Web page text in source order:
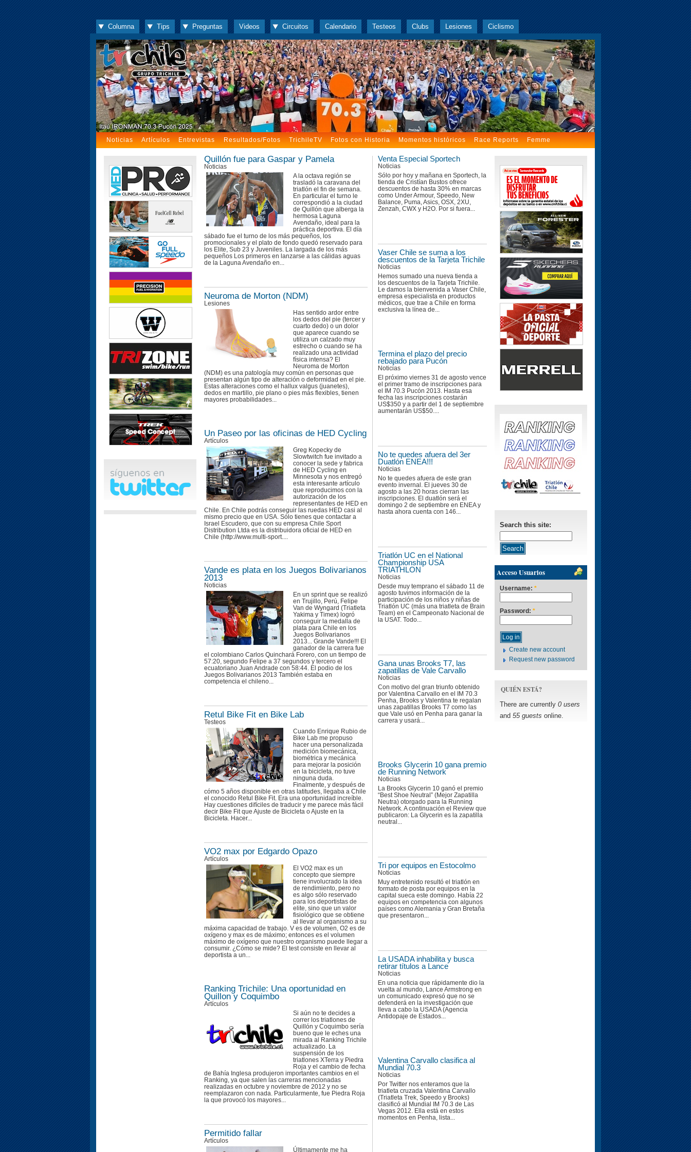
Columna Tips Preguntas Videos Circuitos Calendario Testeos Clubs Lesiones Ciclismo
Noticias Artículos Entrevistas Resultados/Fotos TrichileTV Fotos con Historia Momentos históricos Race Reports Femme
Venta Especial Sportech
Noticias
Sólo por hoy y mañana en Sportech, la
tienda de Cristían Bustos ofrece
descuentos de hasta 30% en marcas
como Under Armour, Speedo, New
Balance, Puma, Asics, OSX, 2XU,
Zenzah, CWX y H2O. Por si fuera...
Vaser Chile se suma a los
descuentos de la Tarjeta Trichile
Noticias
Hemos sumado una nueva tienda a
los descuentos de la Tarjeta Trichile.
Le damos la bienvenida a Vaser Chile,
empresa especialista en productos
médicos, que trae a Chile en forma
exclusiva la línea de...
Termina el plazo del precio
rebajado para Pucón
Noticias
El próximo viernes 31 de agosto vence
el primer tramo de inscripciones para
el IM 70.3 Pucón 2013. Hasta esa
fecha las inscripciones costarán
US$350 y a partir del 1 de septiembre
aumentarán US$50....
No te quedes afuera del 3er
Duatlón ENEA!!!
Noticias
No te quedes afuera de este gran
evento invernal. El jueves 30 de
agosto a las 20 horas cierran las
inscripciones. El duatlón será el
domingo 2 de septiembre en ENEA y
hasta ahora cuenta con 146...
Triatlón UC en el National
Championship USA
TRIATHLON
Noticias
Desde muy temprano el sábado 11 de
agosto tuvimos información de la
participación de los niños y niñas de
Triatlón UC (más una triatleta de Brain
Team) en el Campeonato Nacional de
la USAT. Todo...
Gana unas Brooks T7, las
zapatillas de Vale Carvallo
Noticias
Con motivo del gran triunfo obtenido
por Valentina Carvallo en el IM 70.3
Penha, Brooks y Valentina te regalan
unas zapatillas Brooks T7 como las
que Vale usó en Penha para ganar la
carrera y usará...
Brooks Glycerin 10 gana premio
de Running Network
Noticias
La Brooks Glycerin 10 ganó el premio
“Best Shoe Neutral” (Mejor Zapatilla
Neutra) otorgado para la Running
Network. A continuación el Review que
publicaron: La Glycerin es la zapatilla
neutral...
Tri por equipos en Estocolmo
Noticias
Muy entretenido resultó el triatlón en
formato de posta por equipos en la
capital sueca este domingo. Había 22
equipos en competencia con algunos
países como Alemania y Gran Bretaña
que presentaron...
La USADA inhabilita y busca
retirar títulos a Lance
Noticias
En una noticia que rápidamente dio la
vuelta al mundo, Lance Armstrong en
un comunicado expresó que no se
defenderá en la investigación que
lleva a cabo la USADA (Agencia
Antidopaje de Estados...
Valentina Carvallo clasifica al
Mundial 70.3
Noticias
Por Twitter nos enteramos que la
triatleta cruzada Valentina Carvallo
(Triatleta Trek, Speedo y Brooks)
clasificó al Mundial IM 70.3 de Las
Vegas 2012. Ella está en estos
momentos en Penha, lista...
Quillón fue para Gaspar y Pamela
Noticias
A la octava región se
trasladó la caravana del
triatlón el fin de semana.
En particular el turno le
correspondió a la ciudad
de Quillón que alberga la
hermosa Laguna
Avendaño, ideal para la
práctica deportiva. El día
sábado fue el turno de los más pequeños, los
promocionales y el plato de fondo quedó reservado para
los Elite, Sub 23 y Juveniles. La largada de los más
pequeños Los primeros en lanzarse a las cálidas aguas
de la Laguna Avendaño en...
Neuroma de Morton (NDM)
Lesiones
Has sentido ardor entre
los dedos del pie (tercer y
cuarto dedo) o un dolor
que aparece cuando se
utiliza un calzado muy
estrecho o cuando se ha
realizado una actividad
física intensa? El
Neuroma de Morton
(NDM) es una patología muy común en personas que
presentan algún tipo de alteración o deformidad en el pie.
Estas alteraciones como el hallux valgus (juanetes),
dedos en martillo, pie plano o pies más flexibles, tienen
mayores probabilidades...
Un Paseo por las oficinas de HED Cycling
Artículos
Greg Kopecky de
Slowtwitch fue invitado a
conocer la sede y fabrica
de HED Cycling en
Minnesota y nos entregó
esta interesante artículo
que reproducimos con la
autorización de los
representantes de HED en
Chile. En Chile podrás conseguir las ruedas HED casi al
mismo precio que en USA. Sólo tienes que contactar a
Israel Escudero, que con su empresa Chile Sport
Distribution Ltda es la distribuidora oficial de HED en
Chile (http://www.multi-sport....
Vande es plata en los Juegos Bolivarianos
2013
Noticias
En un sprint que se realizó
en Trujillo, Perú, Felipe
Van de Wyngard (Triatleta
Yakima y Timex) logró
conseguir la medalla de
plata para Chile en los
Juegos Bolivarianos
2013... Grande Vande!!! El
ganador de la carrera fue
el colombiano Carlos Quinchará Forero, con un tiempo de
57:20, segundo Felipe a 37 segundos y tercero el
ecuatoriano Juan Andrade con 58:44. El podio de los
Juegos Bolivarianos 2013 También estaba en
competencia el chileno...
Retul Bike Fit en Bike Lab
Testeos
Cuando Enrique Rubio de
Bike Lab me propuso
hacer una personalizada
medición biomecánica,
biométrica y mecánica
para mejorar la posición
en la bicicleta, no tuve
ninguna duda.
Finalmente, y después de
cómo 5 años disponible en otras latitudes, llegaba a Chile
el conocido Retul Bike Fit. Era una oportunidad increíble.
Hay cuestiones difíciles de traducir y me parece más fácil
decir Bike Fit que Ajuste de Bicicleta o Ajuste en la
Bicicleta. Hacer...
VO2 max por Edgardo Opazo
Artículos
El VO2 max es un
concepto que siempre
tiene involucrado la idea
de rendimiento, pero no
es algo sólo reservado
para los deportistas de
elite, sino que un valor
fisiológico que se obtiene
al llevar al organismo a su
máxima capacidad de trabajo. V es de volumen, O2 es de
oxígeno y max es de máximo; entonces es el volumen
máximo de oxígeno que nuestro organismo puede llegar a
consumir. ¿Cómo se mide? El test consiste en llevar al
deportista a un...
Ranking Trichile: Una oportunidad en
Quillon y Coquimbo
Artículos
Si aún no te decides a
correr los triatlones de
Quillón y Coquimbo sería
bueno que le eches una
mirada al Ranking Trichile
actualizado. La
suspensión de los
triatlones XTerra y Piedra
Roja y el cambio de fecha
de Bahía Inglesa produjeron importantes cambios en el
Ranking, ya que salen las carreras mencionadas
realizadas en octubre y noviembre de 2012 y no se
reemplazaron con nada. Particularmente, fue Piedra Roja
la que provocó los mayores...
Permitido fallar
Artículos
Últimamente me ha
Search this site:
Acceso Usuarios
Username: *
Password: *
Create new account
Request new password
QUIÉN ESTÁ?
There are currently 0 users
and 55 guests online.